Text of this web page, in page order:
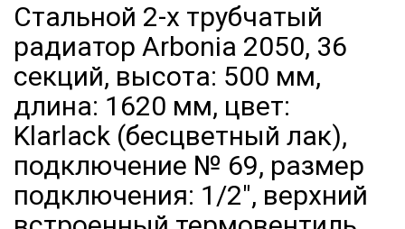
Стальной 2-х трубчатый
радиатор Arbonia 2050, 36
секций, высота: 500 мм,
длина: 1620 мм, цвет:
Klarlack (бесцветный лак),
подключение № 69, размер
подключения: 1/2", верхний